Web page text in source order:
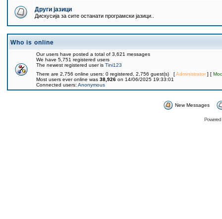
Други јазици
Дискусија за сите останати програмски јазици..
Who is online
Our users have posted a total of 3,621 messages
We have 5,751 registered users
The newest registered user is Tini123
There are 2,756 online users: 0 registered, 2,756 guest(s) [Administrator] [
Most users ever online was 38,926 on 14/06/2025 19:33:01
Connected users: Anonymous
New Messages